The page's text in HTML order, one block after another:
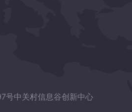
号中关村信息谷创新中心